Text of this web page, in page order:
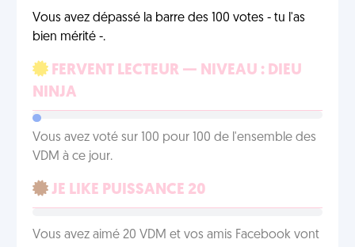
Vous avez dépassé la barre des 100 votes - tu l'as
bien mérité -.
FERVENT LECTEUR — NIVEAU : DIEU
NINJA
Vous avez voté sur 100 pour 100 de l'ensemble des
VDM à ce jour.
JE LIKE PUISSANCE 20
Vous avez aimé 20 VDM et vos amis Facebook vont